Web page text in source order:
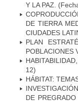
Y LA PAZ.
DE TIERRA
CIUDADES
PLAN
POBLACIONES
12)
HÁBITAT:
DE